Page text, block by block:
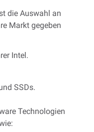
die Auswahl an
Markt gegeben
Intel.
SSDs.
Technologien